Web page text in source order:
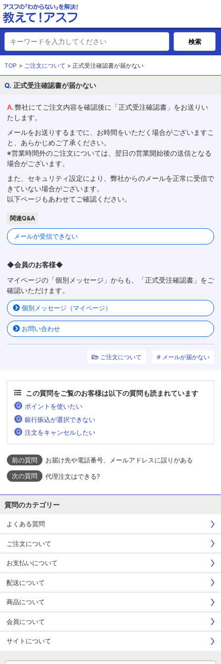
TOP ご注文について 正式受注確認書が届かない
正式受注確認書が届かない
弊社にてご注文内容を確認後に「正式受注確認書」をお送りい
たします。
メールをお送りするまでに、お時間をいただく場合がございますこ
と、あらかじめご了承ください。
※営業時間外のご注文については、翌日の営業開始後の送信となる
場合がございます。
また、セキュリティ設定により、弊社からのメールを正常に受信で
きていない場合がございます。
以下ページもあわせてご確認ください。
関連Q&A
メールが受信できない
◆会員のお客様◆
マイページの「個別メッセージ」からも、「正式受注確認書」をご
確認いただけます。
個別メッセージ（マイページ）
お問い合わせ
ご注文について メールが届かない
この質問をご覧のお客様は以下の質問も読まれています
ポイントを使いたい
銀行振込が選択できない
注文をキャンセルしたい
お届け先や電話番号、メールアドレスに誤りがある
代理注文はできる?
質問のカテゴリー
よくある質問
ご注文について
お支払いについて
配送について
商品について
会員について
サイトについて